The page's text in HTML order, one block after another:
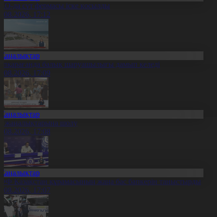
да сүт фермасы іске қосылды
17:12
балық шаруашылығы дамып келеді
17:09
жаңалықтарына шолу
17:08
Қазақстан құрамасының жаңа бас бапкерін таныстырды
17:07